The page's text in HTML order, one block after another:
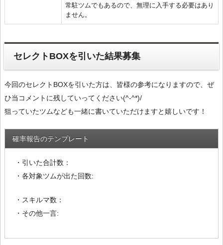
常駐ツムでもあるので、無理に入手する必要はあり
ません。
セレクトBOXを引いた結果募集
今回のセレクトBOXを引いた方は、皆様の参考になりますので、ぜ
ひ当コメントに残していってください(^-^*)/
狙っていたツムなども一緒に書いていただけますと嬉しいです！
確率報告のテンプレート
・引いた合計数：
・各対象ツムが出た回数:
・スキルマ数：
・その他一言: